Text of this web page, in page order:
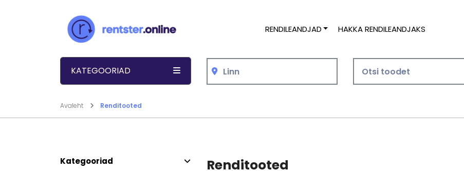
RENDILEANDJAD HAKKA RENDILEANDJAKS
KATEGOORIAD
Avaleht Renditooted
Kategooriad Renditooted